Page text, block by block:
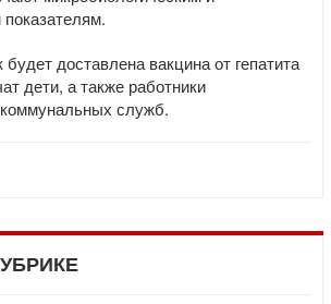
доставлена вакцина от гепатита
дети, а также работники
служб.